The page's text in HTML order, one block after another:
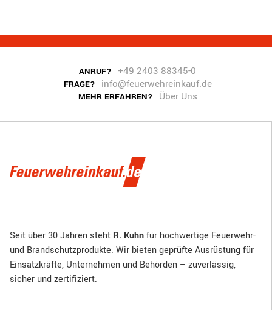
ANRUF? +49 2403 88345-0
FRAGE? info@feuerwehreinkauf.de
MEHR ERFAHREN? Über Uns
Seit über 30 Jahren steht R. Kuhnfür hochwertige Feuerwehr-
und Brandschutzprodukte. Wir bieten geprüfte Ausrüstung für
Einsatzkräfte, Unternehmen und Behörden – zuverlässig,
sicher und zertifiziert.